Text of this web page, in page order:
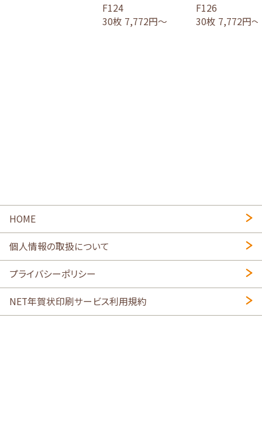
F124
30枚 7,772円～
F126
30枚 7,772円～
HOME
個人情報の取扱について
プライバシーポリシー
NET年賀状印刷サービス利用規約